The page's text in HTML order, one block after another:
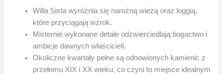
Willa Sixta wyróżnia się narożną wieżą oraz loggią,
które przyciągają wzrok.
Misternie wykonane detale odzwierciedlają bogactwo i
ambicje dawnych właścicieli.
Okoliczne kwartały pełne są odnowionych kamienic z
przełomu XIX i XX wieku, co czyni to miejsce idealnym